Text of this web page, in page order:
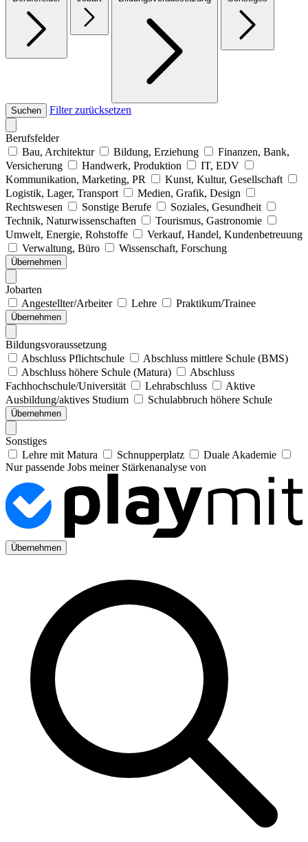
Suchen Filter zurücksetzen
Berufsfelder
Bau, Architektur
Bildung, Erziehung
Finanzen, Bank,
Versicherung
Handwerk, Produktion
IT, EDV
Kommunikation, Marketing, PR
Kunst, Kultur, Gesellschaft
Logistik, Lager, Transport
Medien, Grafik, Design
Rechtswesen
Sonstige Berufe
Soziales, Gesundheit
Technik, Naturwissenschaften
Tourismus, Gastronomie
Umwelt, Energie, Rohstoffe
Verkauf, Handel, Kundenbetreuung
Verwaltung, Büro
Wissenschaft, Forschung
Übernehmen
Jobarten
Angestellter/Arbeiter
Lehre Praktikum/Trainee
Übernehmen
Bildungsvoraussetzung
Abschluss Pflichtschule
Abschluss mittlere Schule (BMS)
Abschluss höhere Schule (Matura)
Abschluss
Fachhochschule/Universität
Lehrabschluss
Aktive
Ausbildung/aktives Studium
Schulabbruch höhere Schule
Übernehmen
Sonstiges
Lehre mit Matura
Schnupperplatz
Duale Akademie
Nur passende Jobs meiner Stärkenanalyse von
Übernehmen